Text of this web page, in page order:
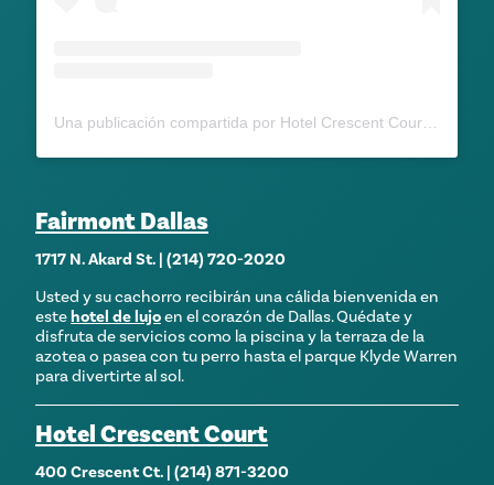
Fairmont Dallas
1717 N. Akard St. | (214) 720-2020
Usted y su cachorro recibirán una cálida bienvenida en
estehotel de lujoen el corazón de Dallas. Quédate y
disfruta de servicios como la piscina y la terraza de la
azotea o pasea con tu perro hasta el parque Klyde Warren
para divertirte al sol.
Hotel Crescent Court
400 Crescent Ct. | (214) 871-3200